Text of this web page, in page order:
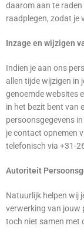
daarom aan te
raadplegen, zodat je
Inzage en wijzigen
Indien je aan ons
allen tijde wijzigen in
genoemde websites
in het bezit bent van
persoonsgegevens
je contact opnemen
telefonisch via +31-
Autoriteit
Natuurlijk helpen wij
verwerking van jouw
toch niet samen met